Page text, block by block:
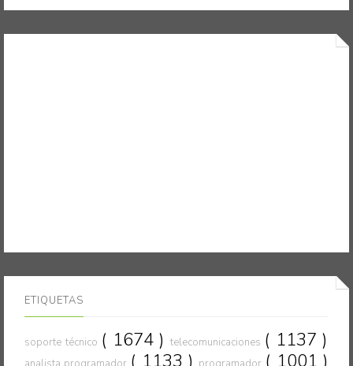
ETIQUETAS
soporte técnico ( 1674 ) telecomunicaciones ( 1137 )
( 1133 ) ( 1001 )